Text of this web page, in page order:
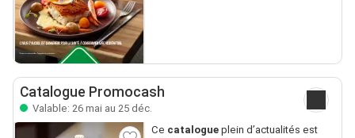
Catalogue Promocash
Valable: 26 mai au 25 déc.
Ce catalogueplein d’actualités est